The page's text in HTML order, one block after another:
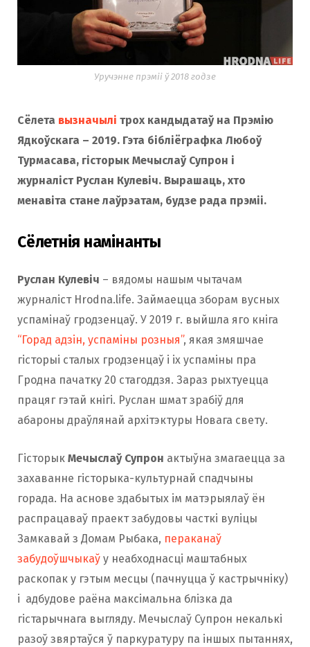
Уручэнне прэміі ў 2018 годзе
Сёлета вызначылі трох кандыдатаў на Прэмію
Ядкоўскага – 2019. Гэта бібліёграфка Любоў
Турмасава, гісторык Мечыслаў Супрон і
журналіст Руслан Кулевіч. Вырашаць, хто
менавіта стане лаўрэатам, будзе рада прэміі.
Сёлетнія намінанты
Руслан Кулевіч – вядомы нашым чытачам
журналіст Hrodna.life. Займаецца зборам вусных
успамінаў гродзенцаў. У 2019 г. выйшла яго кніга
“Горад адзін, успаміны розныя”, якая змяшчае
гісторыі сталых гродзенцаў і іх успаміны пра
Гродна пачатку 20 стагоддзя. Зараз рыхтуецца
працяг гэтай кнігі. Руслан шмат зрабіў для
абароны драўлянай архітэктуры Новага свету.
Гісторык Мечыслаў Супрон актыўна змагаецца за
захаванне гісторыка-культурнай спадчыны
горада. На аснове здабытых ім матэрыялаў ён
распрацаваў праект забудовы часткі вуліцы
Замкавай з Домам Рыбака, пераканаў
забудоўшчыкаў у неабходнасці маштабных
раскопак у гэтым месцы (пачнуцца ў кастрычніку)
і адбудове раёна максімальна блізка да
гістарычнага выгляду. Мечыслаў Супрон некалькі
разоў звяртаўся ў паркуратуру па іншых пытаннях,